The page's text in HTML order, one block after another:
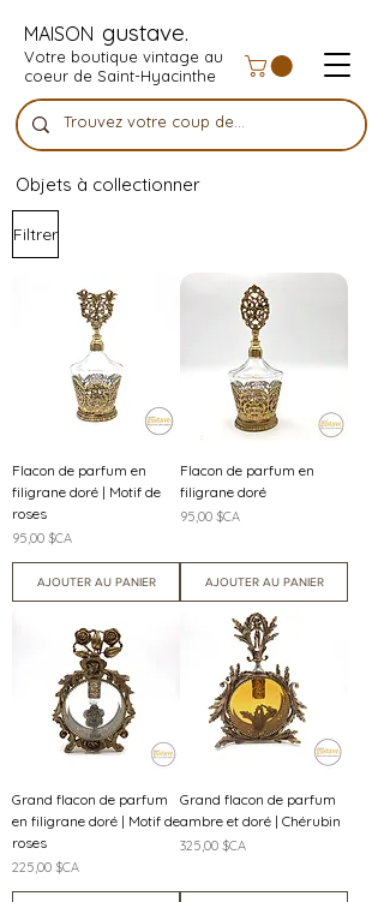
MAISON gustave.
Votre boutique vintage au
coeur de Saint-Hyacinthe
Objets à collectionner
Filtrer
Flacon de parfum en
filigrane doré | Motif de
roses
Prix
95,00 $CA
AJOUTER AU PANIER
Flacon de parfum en
filigrane doré
Prix
95,00 $CA
AJOUTER AU PANIER
Grand flacon de parfum
en filigrane doré | Motif de
roses
Prix
225,00 $CA
Grand flacon de parfum
ambre et doré | Chérubin
Prix
325,00 $CA